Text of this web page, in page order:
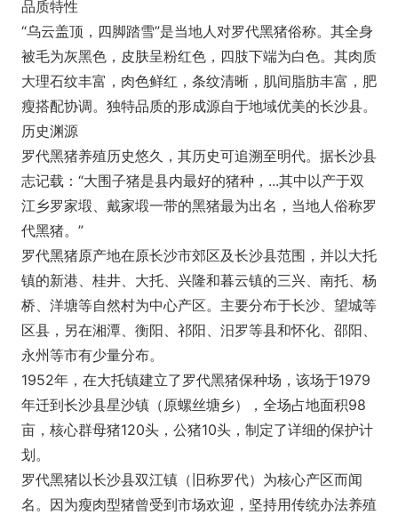
品质特性
“乌云盖顶，四脚踏雪”是当地人对罗代黑猪俗称。其全身
被毛为灰黑色，皮肤呈粉红色，四肢下端为白色。其肉质
大理石纹丰富，肉色鲜红，条纹清晰，肌间脂肪丰富，肥
瘦搭配协调。独特品质的形成源自于地域优美的长沙县。
历史渊源
罗代黑猪养殖历史悠久，其历史可追溯至明代。据长沙县
志记载：“大围子猪是县内最好的猪种，...其中以产于双
江乡罗家塅、戴家塅一带的黑猪最为出名，当地人俗称罗
代黑猪。”
罗代黑猪原产地在原长沙市郊区及长沙县范围，并以大托
镇的新港、桂井、大托、兴隆和暮云镇的三兴、南托、杨
桥、洋塘等自然村为中心产区。主要分布于长沙、望城等
区县，另在湘潭、衡阳、祁阳、汨罗等县和怀化、邵阳、
永州等市有少量分布。
1952年，在大托镇建立了罗代黑猪保种场，该场于1979
年迁到长沙县星沙镇（原螺丝塘乡），全场占地面积98
亩，核心群母猪120头，公猪10头，制定了详细的保护计
划。
罗代黑猪以长沙县双江镇（旧称罗代）为核心产区而闻
名。因为瘦肉型猪曾受到市场欢迎，坚持用传统办法养殖